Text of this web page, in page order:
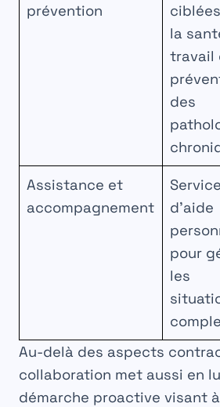
prévention
la
travail
des
Assistance et
accompagnement
Service
d’aide
pour
les
Au-delà des aspects
collaboration met aussi en
démarche proactive visant